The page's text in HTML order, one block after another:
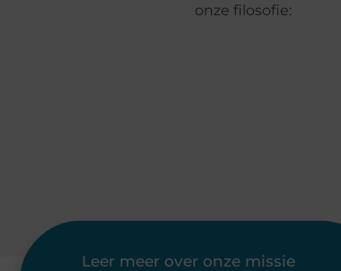
onze filosofie:
Leer meer over onze missie